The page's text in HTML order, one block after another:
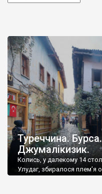
Туреччина.
Джумалікизик.
Колись, у далекому 14
Улудаг, збиралося плем’я